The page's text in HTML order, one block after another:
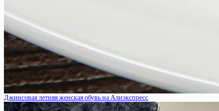
Джинсовая летняя женская обувь на Алиэкспресс